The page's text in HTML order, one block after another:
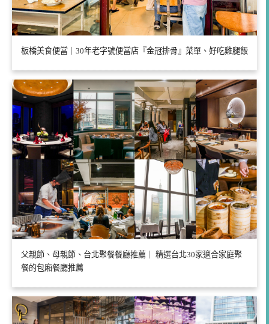
板橋美食便當｜30年老字號便當店『金冠排骨』菜單、好吃雞腿飯
父親節、母親節、台北聚餐餐廳推薦｜ 精選台北30家適合家庭聚
餐的包廂餐廳推薦